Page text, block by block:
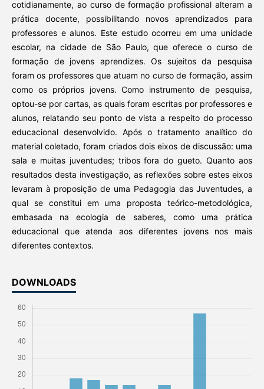
cotidianamente, ao curso de formação profissional alteram a
prática docente, possibilitando novos aprendizados para
professores e alunos. Este estudo ocorreu em uma unidade
escolar, na cidade de São Paulo, que oferece o curso de
formação de jovens aprendizes. Os sujeitos da pesquisa
foram os professores que atuam no curso de formação, assim
como os próprios jovens. Como instrumento de pesquisa,
optou-se por cartas, as quais foram escritas por professores e
alunos, relatando seu ponto de vista a respeito do processo
educacional desenvolvido. Após o tratamento analítico do
material coletado, foram criados dois eixos de discussão: uma
sala e muitas juventudes; tribos fora do gueto. Quanto aos
resultados desta investigação, as reflexões sobre estes eixos
levaram à proposição de uma Pedagogia das Juventudes, a
qual se constitui em uma proposta teórico-metodológica,
embasada na ecologia de saberes, como uma prática
educacional que atenda aos diferentes jovens nos mais
diferentes contextos.
DOWNLOADS